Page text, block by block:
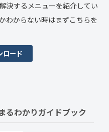
決するメニューを紹介してい
わからない時はまずこちらを
ロード
まるわかりガイドブック